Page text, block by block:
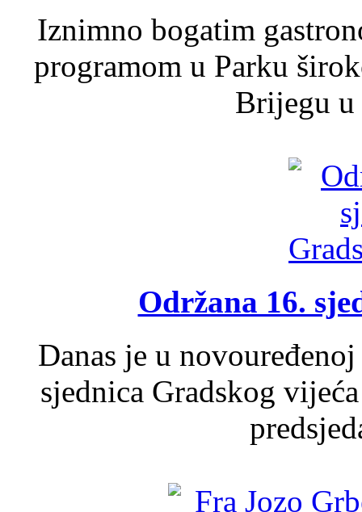
Iznimno bogatim
programom u Parku
Brijegu u
Održana 16.
Danas je u
sjednica Gradskog